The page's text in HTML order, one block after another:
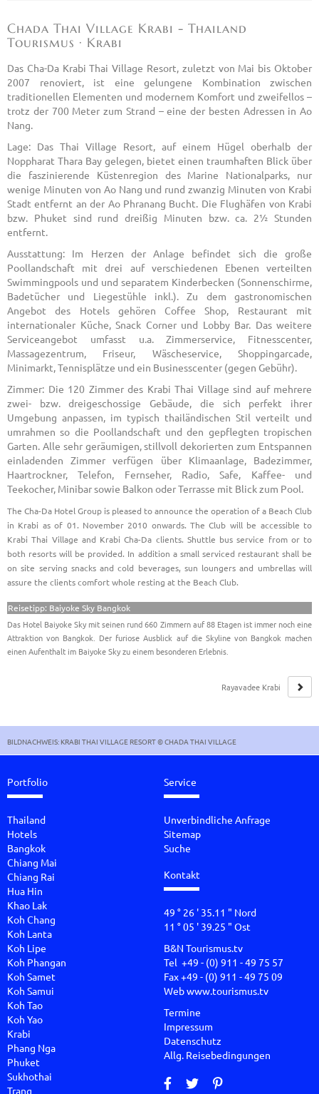
Chada Thai Village Krabi - Thailand
Tourismus · Krabi
Das Cha-Da Krabi Thai Village Resort, zuletzt von Mai bis Oktober
2007 renoviert, ist eine gelungene Kombination zwischen
traditionellen Elementen und modernem Komfort und zweifellos –
trotz der 700 Meter zum Strand – eine der besten Adressen in Ao
Nang.
Lage: Das Thai Village Resort, auf einem Hügel oberhalb der
Noppharat Thara Bay gelegen, bietet einen traumhaften Blick über
die faszinierende Küstenregion des Marine Nationalparks, nur
wenige Minuten von Ao Nang und rund zwanzig Minuten von Krabi
Stadt entfernt an der Ao Phranang Bucht. Die Flughäfen von Krabi
bzw. Phuket sind rund dreißig Minuten bzw. ca. 2½ Stunden
entfernt.
Ausstattung: Im Herzen der Anlage befindet sich die große
Poollandschaft mit drei auf verschiedenen Ebenen verteilten
Swimmingpools und und separatem Kinderbecken (Sonnenschirme,
Badetücher und Liegestühle inkl.). Zu dem gastronomischen
Angebot des Hotels gehören Coffee Shop, Restaurant mit
internationaler Küche, Snack Corner und Lobby Bar. Das weitere
Serviceangebot umfasst u.a. Zimmerservice, Fitnesscenter,
Massagezentrum, Friseur, Wäscheservice, Shoppingarcade,
Minimarkt, Tennisplätze und ein Businesscenter (gegen Gebühr).
Zimmer: Die 120 Zimmer des Krabi Thai Village sind auf mehrere
zwei- bzw. dreigeschossige Gebäude, die sich perfekt ihrer
Umgebung anpassen, im typisch thailändischen Stil verteilt und
umrahmen so die Poollandschaft und den gepflegten tropischen
Garten. Alle sehr geräumigen, stillvoll dekorierten zum Entspannen
einladenden Zimmer verfügen über Klimaanlage, Badezimmer,
Haartrockner, Telefon, Fernseher, Radio, Safe, Kaffee- und
Teekocher, Minibar sowie Balkon oder Terrasse mit Blick zum Pool.
The Cha-Da Hotel Group is pleased to announce the operation of a Beach Club
in Krabi as of 01. November 2010 onwards. The Club will be accessible to
Krabi Thai Village and Krabi Cha-Da clients. Shuttle bus service from or to
both resorts will be provided. In addition a small serviced restaurant shall be
on site serving snacks and cold beverages, sun loungers and umbrellas will
assure the clients comfort whole resting at the Beach Club.
Reisetipp: Baiyoke Sky Bangkok
Das Hotel Baiyoke Sky mit seinen rund 660 Zimmern auf 88 Etagen ist immer noch eine
Attraktion von Bangkok. Der furiose Ausblick auf die Skyline von Bangkok machen
einen Aufenthalt im Baiyoke Sky zu einem besonderen Erlebnis.
Rayavadee Krabi
BILDNACHWEIS: KRABI THAI VILLAGE RESORT © CHADA THAI VILLAGE
Portfolio
Thailand
Hotels
Bangkok
Chiang Mai
Chiang Rai
Hua Hin
Khao Lak
Koh Chang
Koh Lanta
Koh Lipe
Koh Phangan
Koh Samet
Koh Samui
Koh Tao
Koh Yao
Krabi
Phang Nga
Phuket
Sukhothai
Trang
Service
Unverbindliche Anfrage
Sitemap
Suche
Kontakt
49 ° 26 ' 35.11 " Nord
11 ° 05 ' 39.25 " Ost
B&N Tourismus.tv
Tel +49 - (0) 911 - 49 75 57
Fax +49 - (0) 911 - 49 75 09
Webwww.tourismus.tv
Termine
Impressum
Datenschutz
Allg. Reisebedingungen